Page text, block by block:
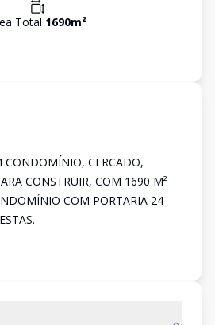
Total 1690m²
CONDOMÍNIO, CERCADO,
CONSTRUIR, COM 1690 M²
COM PORTARIA 24